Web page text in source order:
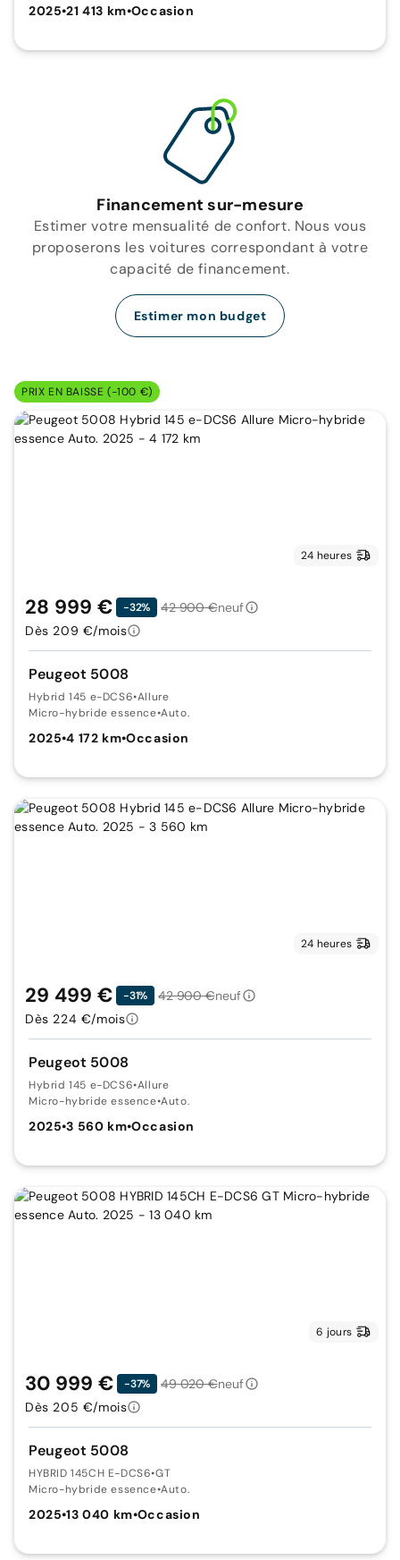
2025•21 413 km•Occasion
Financement sur-mesure
Estimer votre mensualité de confort. Nous vous
proposerons les voitures correspondant à votre
capacité de financement.
Estimer mon budget
PRIX EN BAISSE (-100 €)
24 heures
Peugeot 5008
Hybrid 145 e-DCS6•Allure
Micro-hybride essence•Auto.
2025•4 172 km•Occasion
28 999 € -32% 42 900 €neuf
Dès 209 €/mois
24 heures
Peugeot 5008
Hybrid 145 e-DCS6•Allure
Micro-hybride essence•Auto.
2025•3 560 km•Occasion
29 499 € -31% 42 900 €neuf
Dès 224 €/mois
6 jours
Peugeot 5008
HYBRID 145CH E-DCS6•GT
Micro-hybride essence•Auto.
2025•13 040 km•Occasion
30 999 € -37% 49 020 €neuf
Dès 205 €/mois